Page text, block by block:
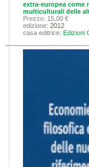
extra-europea come
multiculturali delle
Prezzo: 15,00 €
edizione: 2012
casa editrice: Edizioni